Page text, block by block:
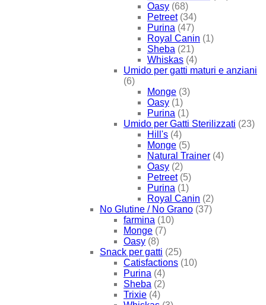
Oasy (68)
Petreet (34)
Purina (47)
Royal Canin (1)
Sheba (21)
Whiskas (4)
Umido per gatti maturi e anziani
(6)
Monge (3)
Oasy (1)
Purina (1)
Umido per Gatti Sterilizzati (23)
Hill's (4)
Monge (5)
Natural Trainer (4)
Oasy (2)
Petreet (5)
Purina (1)
Royal Canin (2)
No Glutine / No Grano (37)
farmina (10)
Monge (7)
Oasy (8)
Snack per gatti (25)
Catisfactions (10)
Purina (4)
Sheba (2)
Trixie (4)